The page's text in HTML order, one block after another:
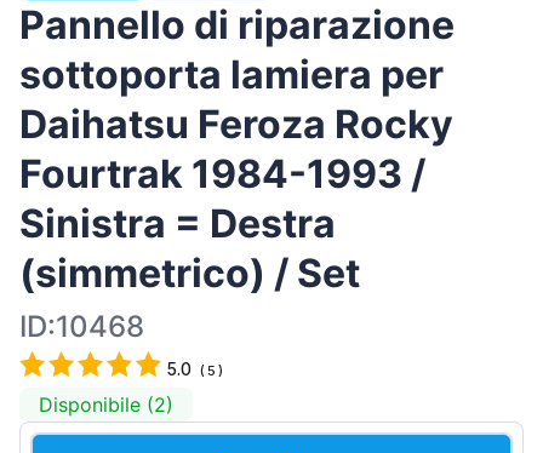
Pannello di riparazione
sottoporta lamiera per
Daihatsu Feroza Rocky
Fourtrak 1984-1993 /
Sinistra = Destra
(simmetrico) / Set
ID:10468
5.0 (5 )
Disponibile (2)